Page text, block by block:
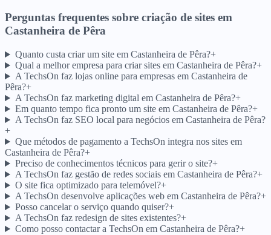
Perguntas frequentes sobre criação de sites em
Castanheira de Pêra
Quanto custa criar um site em Castanheira de Pêra?+
Qual a melhor empresa para criar sites em Castanheira de Pêra?+
A TechsOn faz lojas online para empresas em Castanheira de
Pêra?+
A TechsOn faz marketing digital em Castanheira de Pêra?+
Em quanto tempo fica pronto um site em Castanheira de Pêra?+
A TechsOn faz SEO local para negócios em Castanheira de Pêra?
+
Que métodos de pagamento a TechsOn integra nos sites em
Castanheira de Pêra?+
Preciso de conhecimentos técnicos para gerir o site?+
A TechsOn faz gestão de redes sociais em Castanheira de Pêra?+
O site fica optimizado para telemóvel?+
A TechsOn desenvolve aplicações web em Castanheira de Pêra?+
Posso cancelar o serviço quando quiser?+
A TechsOn faz redesign de sites existentes?+
Como posso contactar a TechsOn em Castanheira de Pêra?+